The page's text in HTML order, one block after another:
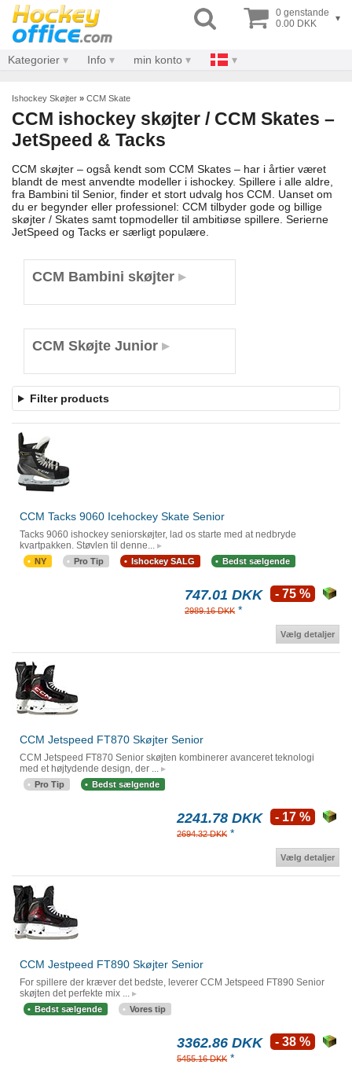
0 genstande
0.00 DKK
▾
Kategorier Info min konto
Ishockey Skøjter » CCM Skate
CCM ishockey skøjter / CCM Skates –
JetSpeed & Tacks
CCM skøjter – også kendt som CCM Skates – har i årtier været
blandt de mest anvendte modeller i ishockey. Spillere i alle aldre,
fra Bambini til Senior, finder et stort udvalg hos CCM. Uanset om
du er begynder eller professionel: CCM tilbyder gode og billige
skøjter / Skates samt topmodeller til ambitiøse spillere. Serierne
JetSpeed og Tacks er særligt populære.
CCM Bambini skøjter
CCM Skøjte Junior
Filter products
CCM Tacks 9060 Icehockey Skate Senior
Tacks 9060 ishockey seniorskøjter, lad os starte med at nedbryde
kvartpakken. Støvlen til denne...
NY Pro Tip Ishockey SALG Bedst sælgende
747.01 DKK
2989.16 DKK *
- 75 %
Vælg detaljer
CCM Jetspeed FT870 Skøjter Senior
CCM Jetspeed FT870 Senior skøjten kombinerer avanceret teknologi
med et højtydende design, der ...
Pro Tip Bedst sælgende
2241.78 DKK
2694.32 DKK *
- 17 %
Vælg detaljer
CCM Jestpeed FT890 Skøjter Senior
For spillere der kræver det bedste, leverer CCM Jetspeed FT890 Senior
skøjten det perfekte mix ...
Bedst sælgende Vores tip
3362.86 DKK
5455.16 DKK *
- 38 %